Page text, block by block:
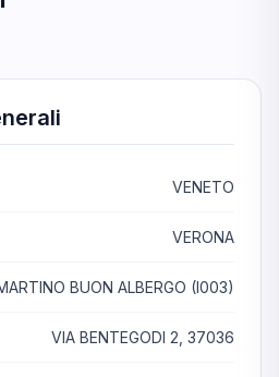
VENETO
VERONA
BUON ALBERGO (I003)
VIA BENTEGODI 2, 37036